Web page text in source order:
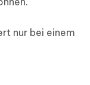
nur bei einem